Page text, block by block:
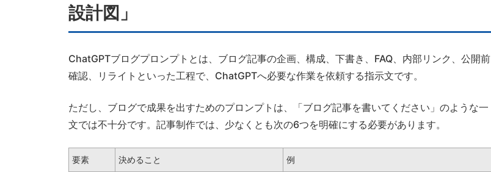
設計図」
ChatGPTブログプロンプトとは、ブログ記事の企画、構成、下書き、FAQ、内部リンク、公開前
確認、リライトといった工程で、ChatGPTへ必要な作業を依頼する指示文です。
ただし、ブログで成果を出すためのプロンプトは、「ブログ記事を書いてください」のような一
文では不十分です。記事制作では、少なくとも次の6つを明確にする必要があります。
要素 決めること 例